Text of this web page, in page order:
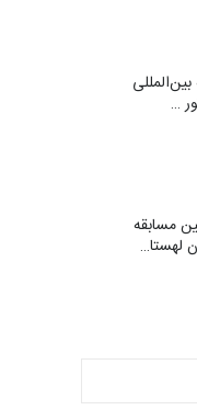
…
مسابقه
لهستا…